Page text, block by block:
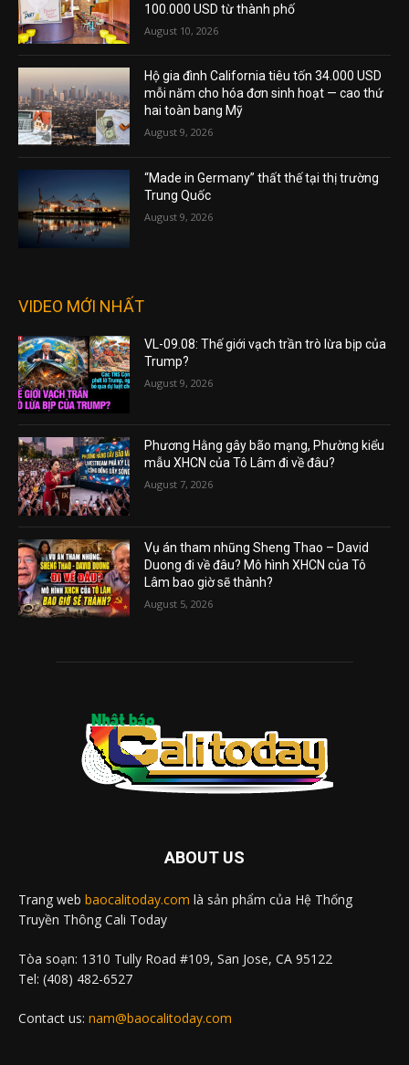
100.000 USD từ thành phố
August 10, 2026
Hộ gia đình California tiêu tốn 34.000 USD
mỗi năm cho hóa đơn sinh hoạt — cao thứ
hai toàn bang Mỹ
August 9, 2026
“Made in Germany” thất thế tại thị trường
Trung Quốc
August 9, 2026
VIDEO MỚI NHẤT
VL-09.08: Thế giới vạch trần trò lừa bịp của
Trump?
August 9, 2026
Phương Hằng gây bão mạng, Phường kiểu
mẫu XHCN của Tô Lâm đi về đâu?
August 7, 2026
Vụ án tham nhũng Sheng Thao – David
Duong đi về đâu? Mô hình XHCN của Tô
Lâm bao giờ sẽ thành?
August 5, 2026
ABOUT US
Trang web baocalitoday.com là sản phẩm của Hệ Thống
Truyền Thông Cali Today
Tòa soạn: 1310 Tully Road #109, San Jose, CA 95122
Tel: (408) 482-6527
Contact us: nam@baocalitoday.com